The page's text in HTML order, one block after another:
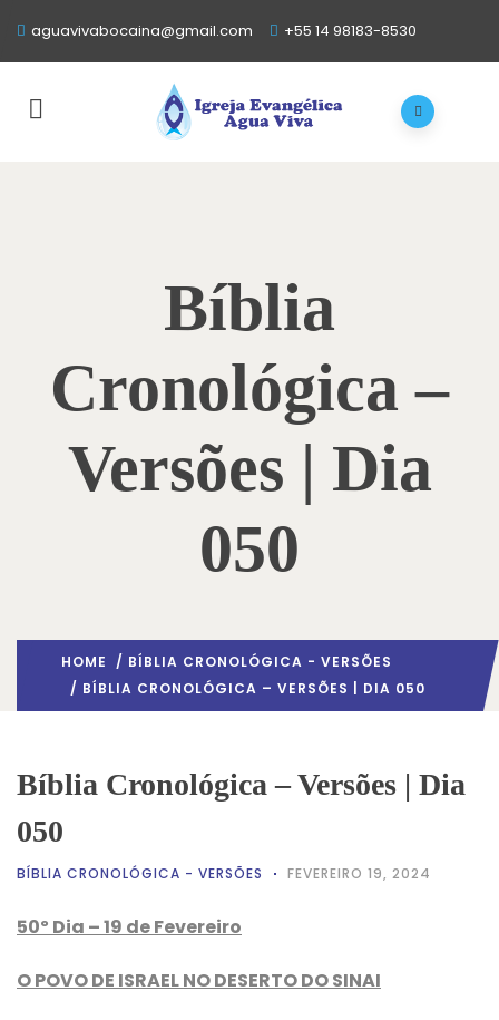
aguavivabocaina@gmail.com +55 14 98183-8530
Bíblia
Cronológica –
Versões | Dia
050
HOME / BÍBLIA CRONOLÓGICA - VERSÕES
/ BÍBLIA CRONOLÓGICA – VERSÕES | DIA 050
Bíblia Cronológica – Versões | Dia
050
BÍBLIA CRONOLÓGICA - VERSÕES FEVEREIRO 19, 2024
50º Dia – 19 de Fevereiro
O POVO DE ISRAEL NO DESERTO DO SINAI